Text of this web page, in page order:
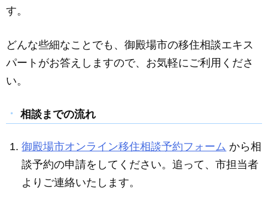
す。
どんな些細なことでも、御殿場市の移住相談エキス
パートがお答えしますので、お気軽にご利用くださ
い。
相談までの流れ
御殿場市オンライン移住相談予約フォーム から相
談予約の申請をしてください。追って、市担当者
よりご連絡いたします。